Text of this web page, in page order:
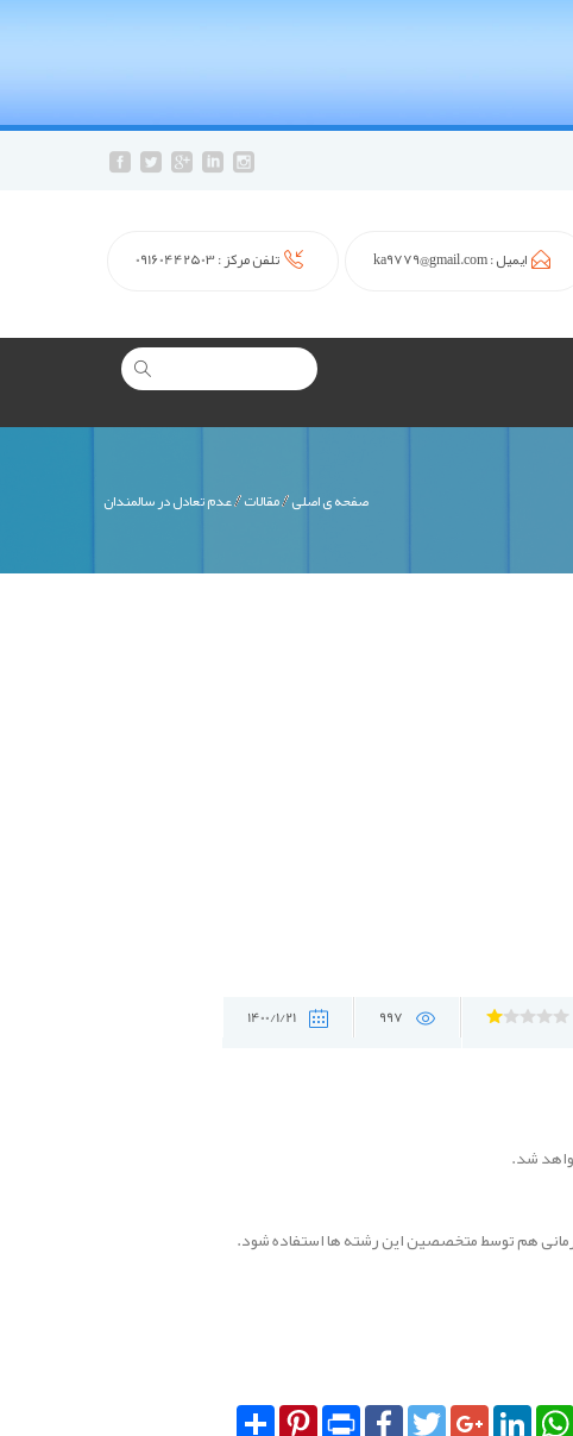
تلفن مرکز :09160442503 ایمیل :ka9779@gmail.com
صفحه ی اصلی مقالات عدم تعادل در سالمندان
1400/1/21 997
شد.
هم توسط متخصصین این رشته ها استفاده شود.
Share PinterestPrint FacebookTwitterGoogle+